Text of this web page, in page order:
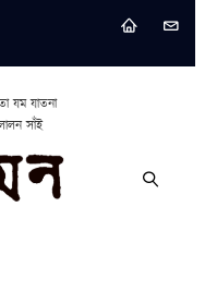
যম যাতনা
সাঁই